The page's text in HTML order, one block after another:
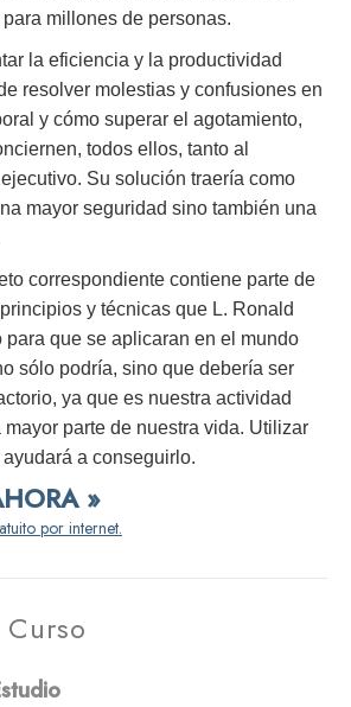
millones de personas.
la eficiencia y la productividad
resolver molestias y confusiones en
y cómo superar el agotamiento,
todos ellos, tanto al
Su solución traería como
mayor seguridad sino también una
correspondiente contiene parte de
y técnicas que L. Ronald
para que se aplicaran en el mundo
sólo podría, sino que debería ser
ya que es nuestra actividad
parte de nuestra vida. Utilizar
a conseguirlo.
»
por internet.